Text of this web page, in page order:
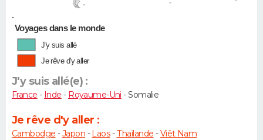
•
Voyages dans le monde
J'y suis allé
Je rêve d'y aller
J'y suis allé(e) :
France - Inde - Royaume-Uni - Somalie
Je rêve d'y aller :
Cambodge -Japon - Laos-Thaïlande -Viêt Nam